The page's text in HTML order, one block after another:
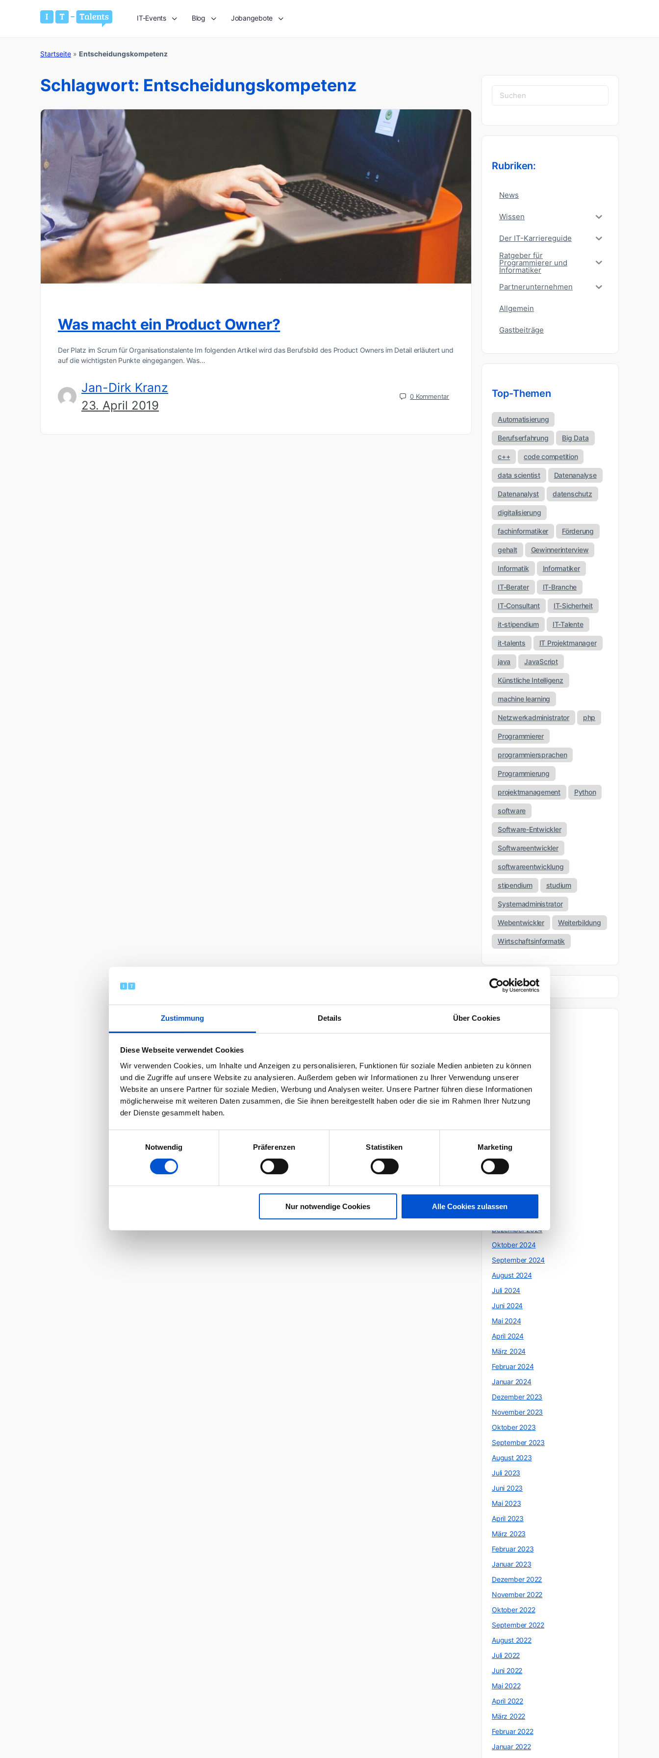
Zustimmung Details Über Cookies
Diese Webseite verwendet Cookies
Wir verwenden Cookies, um Inhalte und Anzeigen zu personalisieren, Funktionen für soziale Medien anbieten zu können
und die Zugriffe auf unsere Website zu analysieren. Außerdem geben wir Informationen zu Ihrer Verwendung unserer
Website an unsere Partner für soziale Medien, Werbung und Analysen weiter. Unsere Partner führen diese Informationen
möglicherweise mit weiteren Daten zusammen, die Sie ihnen bereitgestellt haben oder die sie im Rahmen Ihrer Nutzung
der Dienste gesammelt haben.
Notwendig
Präferenzen Statistiken Marketing
Nur notwendige Cookies Alle Cookies zulassen
IT-Events Blog Jobangebote
Startseite » Entscheidungskompetenz
Schlagwort: Entscheidungskompetenz
Was macht ein Product Owner?
Der Platz im Scrum für Organisationstalente Im folgenden Artikel wird das Berufsbild des Product Owners im Detail erläutert und
auf die wichtigsten Punkte eingegangen. Was…
Jan-Dirk Kranz
23. April 2019
0 Kommentar
Suchen
nach:
Rubriken:
News
Wissen
Der IT-Karriereguide
Ratgeber für
Programmierer und
Informatiker
Partnerunternehmen
Allgemein
Gastbeiträge
Top-Themen
Automatisierung
Berufserfahrung Big Data
c++ code competition
data scientist Datenanalyse
Datenanalyst datenschutz
digitalisierung
fachinformatiker Förderung
gehalt Gewinnerinterview
Informatik Informatiker
IT-Berater IT-Branche
IT-Consultant IT-Sicherheit
it-stipendium IT-Talente
it-talents IT Projektmanager
java JavaScript
Künstliche Intelligenz
machine learning
Netzwerkadministrator php
Programmierer
programmiersprachen
Programmierung
projektmanagement Python
software
Software-Entwickler
Softwareentwickler
softwareentwicklung
stipendium studium
Systemadministrator
Webentwickler Weiterbildung
Wirtschaftsinformatik
April 2026
März 2026
November 2025
Oktober 2025
Mai 2025
April 2025
März 2025
Dezember 2024
Oktober 2024
September 2024
August 2024
Juli 2024
Juni 2024
Mai 2024
April 2024
März 2024
Februar 2024
Januar 2024
Dezember 2023
November 2023
Oktober 2023
September 2023
August 2023
Juli 2023
Juni 2023
Mai 2023
April 2023
März 2023
Februar 2023
Januar 2023
Dezember 2022
November 2022
Oktober 2022
September 2022
August 2022
Juli 2022
Juni 2022
Mai 2022
April 2022
März 2022
Februar 2022
Januar 2022